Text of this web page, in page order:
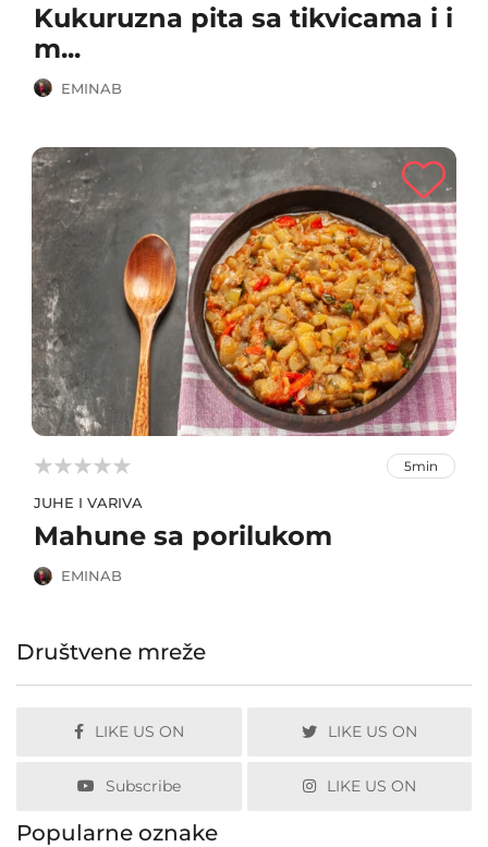
Kukuruzna pita sa tikvicama i i
m...
EMINAB


 5min
JUHE I VARIVA
Mahune sa porilukom
EMINAB
Društvene mreže
LIKE US ON LIKE US ON
Subscribe LIKE US ON
Popularne oznake